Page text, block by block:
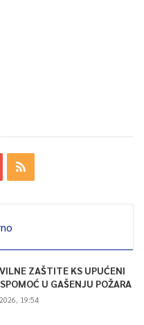
ZAŠTITE KS UPUĆENI
U GAŠENJU POŽARA
19:54